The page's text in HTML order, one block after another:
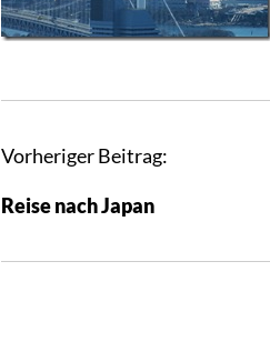
B
i
Vorheriger Beitrag:
Reise nach Japan